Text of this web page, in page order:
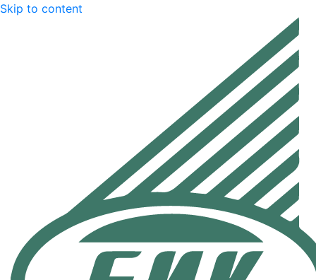
Skip to content